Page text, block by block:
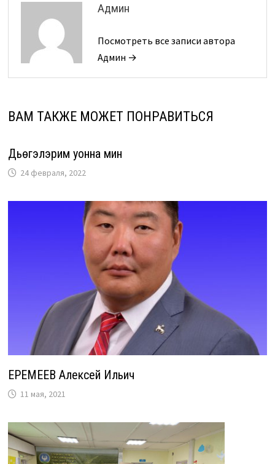
Админ
Посмотреть все записи автора
Админ →
ВАМ ТАКЖЕ МОЖЕТ ПОНРАВИТЬСЯ
Дьүөгэлэрим уонна мин
24 февраля, 2022
ЕРЕМЕЕВ Алексей Ильич
11 мая, 2021